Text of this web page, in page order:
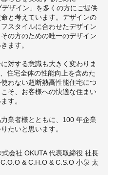
デザイン」を多くの方にご提供
と考えています。デザインの
スタイルに合わせたデザイン
の方のための唯一のデザイン
ます。
対する意識も大きく変わりま
住宅全体の性能向上を含めた
わない超断熱高性能住宅につ
そ、お客様への快適な住まい
す。
業者様とともに、100 年企業
たいと思います。
式会社 OKUTA 代表取締役 社長
C.O.O & C.H.O & C.S.O 小泉 太